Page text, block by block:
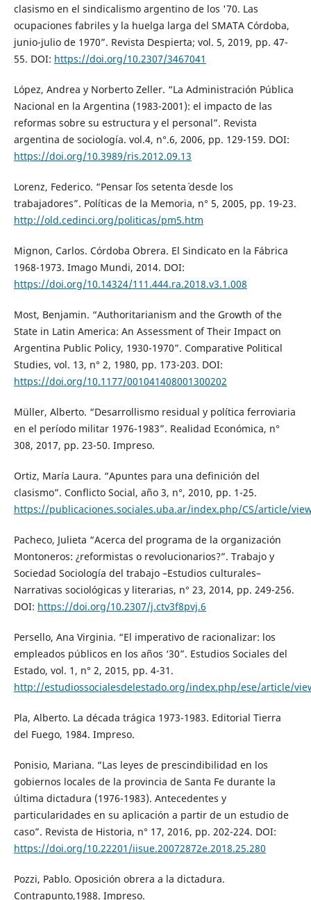
clasismo en el sindicalismo argentino de los '70. Las
ocupaciones fabriles y la huelga larga del SMATA Córdoba,
junio-julio de 1970”. Revista Despierta; vol. 5, 2019, pp. 47-
55. DOI: https://doi.org/10.2307/3467041
López, Andrea y Norberto Zeller. “La Administración Pública
Nacional en la Argentina (1983-2001): el impacto de las
reformas sobre su estructura y el personal”. Revista
argentina de sociología. vol.4, n°.6, 2006, pp. 129-159. DOI:
https://doi.org/10.3989/ris.2012.09.13
Lorenz, Federico. “Pensar `los setenta´ desde los
trabajadores”. Políticas de la Memoria, n° 5, 2005, pp. 19-23.
http://old.cedinci.org/politicas/pm5.htm
Mignon, Carlos. Córdoba Obrera. El Sindicato en la Fábrica
1968-1973. Imago Mundi, 2014. DOI:
https://doi.org/10.14324/111.444.ra.2018.v3.1.008
Most, Benjamin. “Authoritarianism and the Growth of the
State in Latin America: An Assessment of Their Impact on
Argentina Public Policy, 1930-1970”. Comparative Political
Studies, vol. 13, n° 2, 1980, pp. 173-203. DOI:
https://doi.org/10.1177/001041408001300202
Müller, Alberto. “Desarrollismo residual y política ferroviaria
en el período militar 1976-1983”. Realidad Económica, n°
308, 2017, pp. 23-50. Impreso.
Ortiz, María Laura. “Apuntes para una definición del
clasismo”. Conflicto Social, año 3, n°, 2010, pp. 1-25.
https://publicaciones.sociales.uba.ar/index.php/CS/article/
Pacheco, Julieta “Acerca del programa de la organización
Montoneros: ¿reformistas o revolucionarios?”. Trabajo y
Sociedad Sociología del trabajo –Estudios culturales–
Narrativas sociológicas y literarias, n° 23, 2014, pp. 249-256.
DOI: https://doi.org/10.2307/j.ctv3f8pvj.6
Persello, Ana Virginia. “El imperativo de racionalizar: los
empleados públicos en los años ‘30”. Estudios Sociales del
Estado, vol. 1, n° 2, 2015, pp. 4-31.
http://estudiossocialesdelestado.org/index.php/ese/article/
Pla, Alberto. La década trágica 1973-1983. Editorial Tierra
del Fuego, 1984. Impreso.
Ponisio, Mariana. “Las leyes de prescindibilidad en los
gobiernos locales de la provincia de Santa Fe durante la
última dictadura (1976-1983). Antecedentes y
particularidades en su aplicación a partir de un estudio de
caso”. Revista de Historia, n° 17, 2016, pp. 202-224. DOI:
https://doi.org/10.22201/iisue.20072872e.2018.25.280
Pozzi, Pablo. Oposición obrera a la dictadura.
Contrapunto,1988. Impreso.